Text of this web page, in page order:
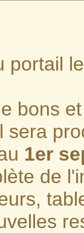
portail
bons
sera
1er
de